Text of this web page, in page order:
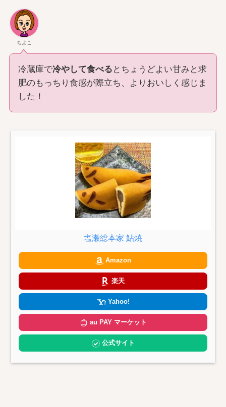
ちよこ
冷蔵庫で冷やして食べる とちょうどよい甘みと求
肥のもっちり食感が際立ち、よりおいしく感じま
した！
塩瀬総本家 鮎焼
Amazon
楽天
Yahoo!
au PAY マーケット
公式サイト